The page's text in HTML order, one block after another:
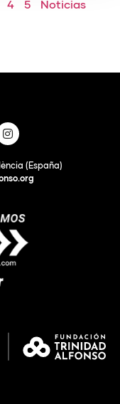
4 5
Noticias
(España)